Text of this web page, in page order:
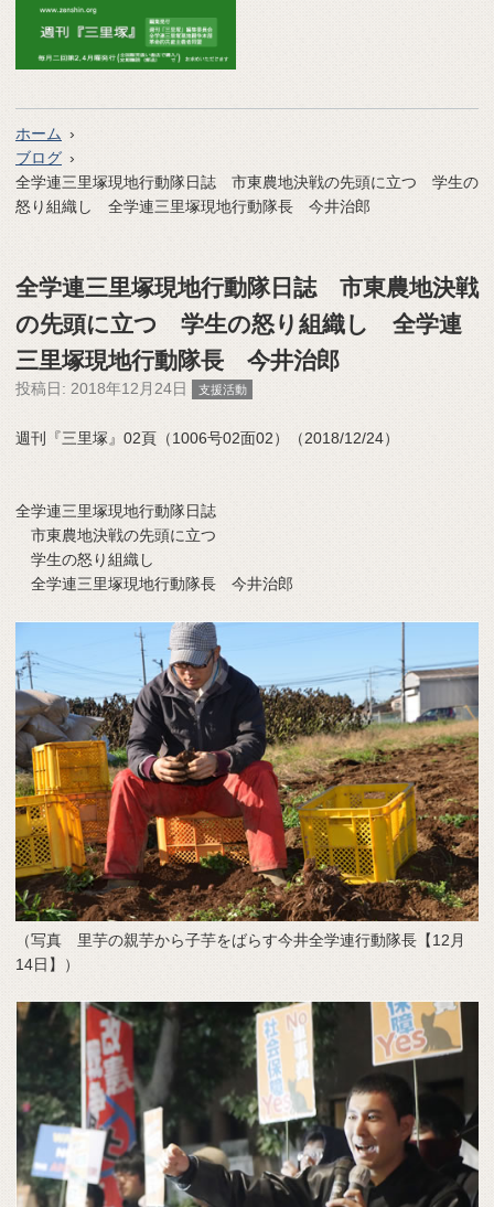
ホーム
ブログ
全学連三里塚現地行動隊日誌 市東農地決戦の先頭に立つ 学生の
怒り組織し 全学連三里塚現地行動隊長 今井治郎
全学連三里塚現地行動隊日誌 市東農地決戦
の先頭に立つ 学生の怒り組織し 全学連
三里塚現地行動隊長 今井治郎
投稿日: 2018年12月24日 支援活動
週刊『三里塚』02頁（1006号02面02）（2018/12/24）
全学連三里塚現地行動隊日誌
市東農地決戦の先頭に立つ
学生の怒り組織し
全学連三里塚現地行動隊長 今井治郎
（写真 里芋の親芋から子芋をばらす今井全学連行動隊長【12月
14日】）